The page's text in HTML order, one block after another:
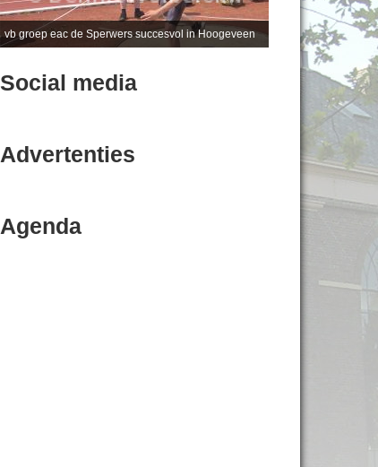
vb groep eac de Sperwers succesvol in Hoogeveen
Social media
Advertenties
Agenda